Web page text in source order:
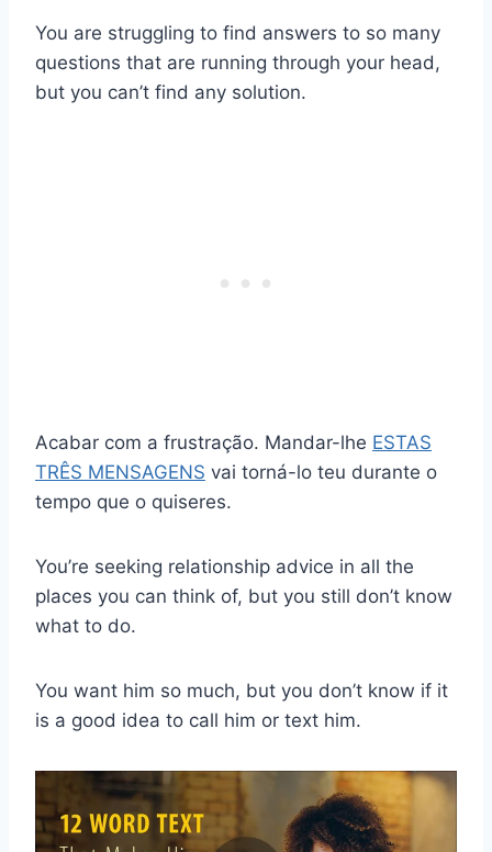
You are struggling to find answers to so many
questions that are running through your head,
but you can’t find any solution.
Acabar com a frustração. Mandar-lhe ESTAS
TRÊS MENSAGENS vai torná-lo teu durante o
tempo que o quiseres.
You’re seeking relationship advice in all the
places you can think of, but you still don’t know
what to do.
You want him so much, but you don’t know if it
is a good idea to call him or text him.